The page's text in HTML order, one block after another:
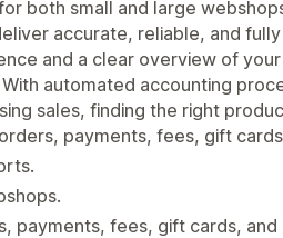
both small and large
accurate, reliable, and
and a clear overview of
automated accounting
sales, finding the right
payments, fees, gift
payments, fees, gift cards, and